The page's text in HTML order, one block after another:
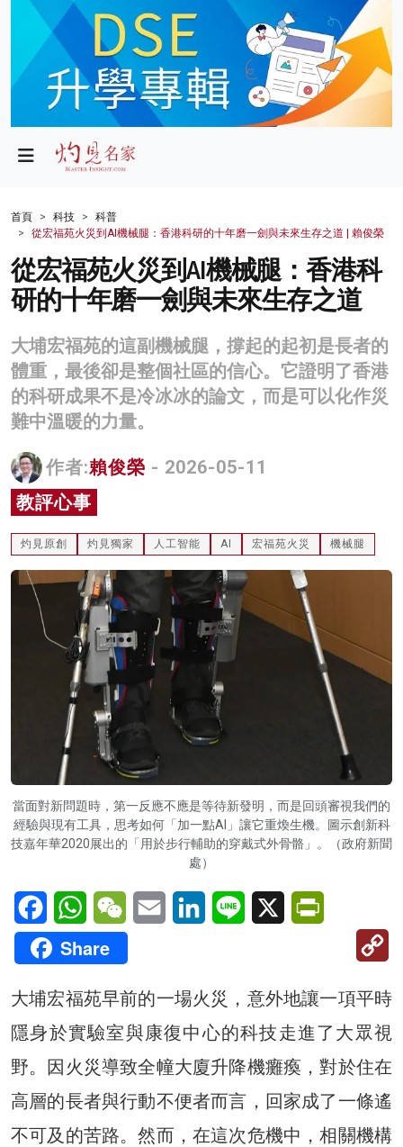
政局
財經
生活
健康
商業
科技
影片
名家榜
灼見活動
關於我們
首頁 科技
科普
從宏福苑火災到AI機械腿：香港科研的十年磨一劍與未來生存之道 | 賴俊榮
從宏福苑火災到AI機械腿：香港科
研的十年磨一劍與未來生存之道
大埔宏福苑的這副機械腿，撐起的起初是長者的
體重，最後卻是整個社區的信心。它證明了香港
的科研成果不是冷冰冰的論文，而是可以化作災
難中溫暖的力量。
作者:賴俊榮 - 2026-05-11
教評心事
灼見原創 灼見獨家 人工智能 AI 宏福苑火災 機械腿
當面對新問題時，第一反應不應是等待新發明，而是回頭審視我們的
經驗與現有工具，思考如何「加一點AI」讓它重煥生機。圖示創新科
技嘉年華2020展出的「用於步行輔助的穿戴式外骨骼」。（政府新聞
處）
FacebookWhatsAppWeChatEmail LinkedInLine X
Share
大埔宏福苑早前的一場火災，意外地讓一項平時
隱身於實驗室與康復中心的科技走進了大眾視
野。因火災導致全幢大廈升降機癱瘓，對於住在
高層的長者與行動不便者而言，回家成了一條遙
不可及的苦路。然而，在這次危機中，相關機構